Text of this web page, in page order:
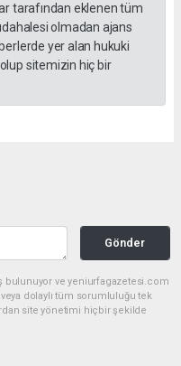
tarafından eklenen tüm
olmadan ajans
yer alan hukuki
sitemizin hiç bir
Gönder
bulunuyor ve yeniurfagazetesi.com
dolaylı tüm sorumluluğu tek
site yönetimi hiçbir şekilde